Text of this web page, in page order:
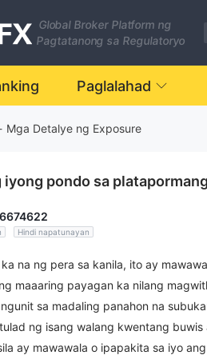
Global Broker Platform ng
Pagtatanong sa Regulatoryo
Paglalahad
Mga Detalye ng Exposure
iyong pondo sa
Hindi napatunayan
na ng pera sa kanila, ito ay
maaaring payagan ka nilang
sa madaling panahon na
ng isang walang kwentang
ay mawawala o ipapakita sa iyo